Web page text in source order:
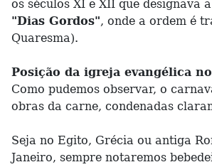
os séculos XI e XII que designava
"Dias Gordos", onde a ordem é
Quaresma).
Posição da igreja evangélica
Como pudemos observar, o
obras da carne, condenadas
Seja no Egito, Grécia ou antiga
Janeiro, sempre notaremos